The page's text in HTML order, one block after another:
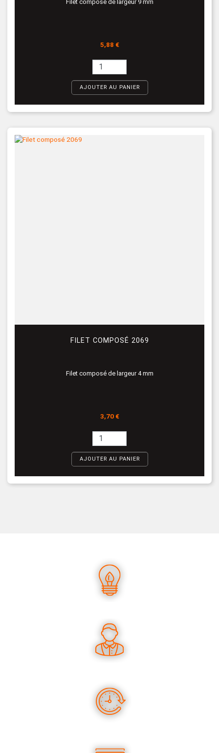
Filet composé de largeur 9 mm
Prix
5,88 €
AJOUTER AU PANIER
FILET COMPOSÉ 2069
Filet composé de largeur 4 mm
Prix
3,70 €
AJOUTER AU PANIER